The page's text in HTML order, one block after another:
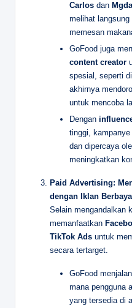
Carlos dan
melihat langsung
memesan
GoFood juga
content creator
spesial, seperti
akhirnya
untuk mencoba
Dengan
tinggi,
dan dipercaya
meningkatkan
Paid Advertising:
dengan Iklan
Selain mengandalkan
memanfaatkan
TikTok Ads untuk
secara tertarget.
GoFood
mana pengguna
yang tersedia di